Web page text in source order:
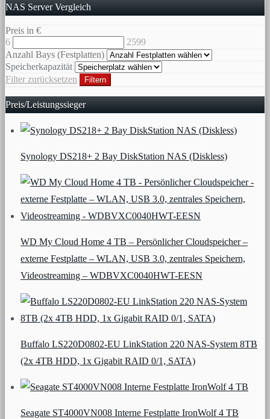
NAS Server Vergleich
Preis in €
6
2599
Anzahl Bays (Festplatten)
Speicherkapazität
Filter zurücksetzen
Filtern
Preis/Leistungssieger
Synology DS218+ 2 Bay DiskStation NAS (Diskless)
WD My Cloud Home 4 TB – Persönlicher Cloudspeicher –
externe Festplatte – WLAN, USB 3.0, zentrales Speichern,
Videostreaming – WDBVXC0040HWT-EESN
Buffalo LS220D0802-EU LinkStation 220 NAS-System 8TB
(2x 4TB HDD, 1x Gigabit RAID 0/1, SATA)
Seagate ST4000VN008 Interne Festplatte IronWolf 4 TB